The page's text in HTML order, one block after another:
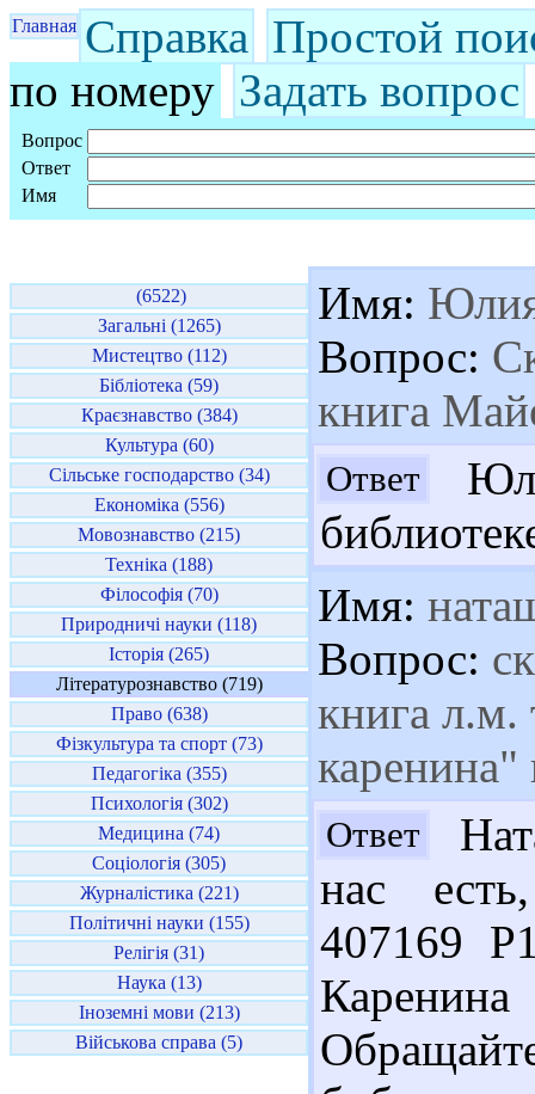
Главная Справка Простой
по номеру Задать вопрос
Вопрос
Ответ
Имя
(6522)
Загальні (1265)
Мистецтво (112)
Бібліотека (59)
Краєзнавство (384)
Культура (60)
Сільське господарство (34)
Економіка (556)
Мовознавство (215)
Техніка (188)
Філософія (70)
Природничі науки (118)
Історія (265)
Літературознавство (719)
Право (638)
Фізкультура та спорт (73)
Педагогіка (355)
Психологія (302)
Медицина (74)
Соціологія (305)
Журналістика (221)
Політичні науки (155)
Релігія (31)
Наука (13)
Іноземні мови (213)
Військова справа (5)
Имя:
Вопрос:
книга
Ответ
Имя:
Вопрос:
книга л.м.
каренина"
Ответ
нас
407169